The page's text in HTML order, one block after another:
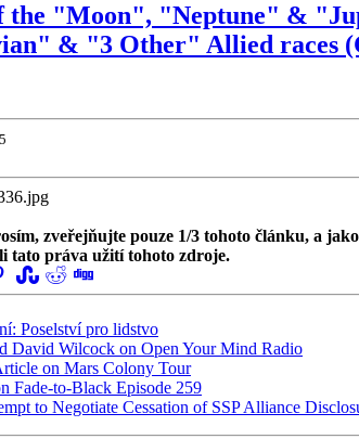
the "Moon", "Neptune" &
& "3 Other" Allied races
zveřejňujte pouze 1/3 tohoto článku, a
tato práva užití tohoto zdroje.
Poselství pro lidstvo
David Wilcock on Open Your Mind Radio
on Mars Colony Tour
Fade-to-Black Episode 259
to Negotiate Cessation of SSP Alliance